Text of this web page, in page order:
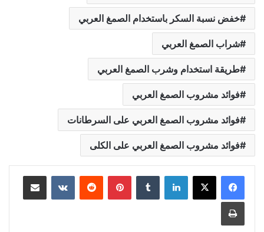
خفض نسبة السكر باستخدام الصمغ العربي
شراب الصمغ العربي
طريقة استخدام وشرب الصمغ العربي
فوائد مشروب الصمغ العربي
فوائد مشروب الصمغ العربي على السرطانات
فوائد مشروب الصمغ العربي على الكلى
لينكدإن بينتيريست مشاركة عبر البريد
طباعة